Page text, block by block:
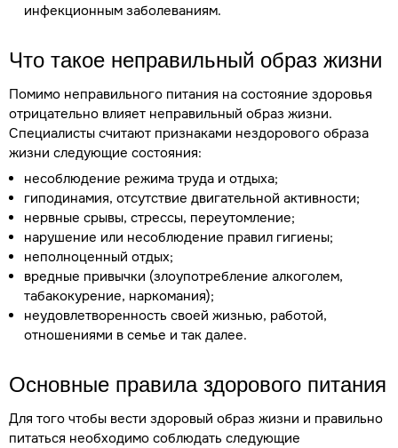
инфекционным заболеваниям.
Что такое неправильный образ жизни
Помимо неправильного питания на состояние здоровья
отрицательно влияет неправильный образ жизни.
Специалисты считают признаками нездорового образа
жизни следующие состояния:
несоблюдение режима труда и отдыха;
гиподинамия, отсутствие двигательной активности;
нервные срывы, стрессы, переутомление;
нарушение или несоблюдение правил гигиены;
неполноценный отдых;
вредные привычки (злоупотребление алкоголем,
табакокурение, наркомания);
неудовлетворенность своей жизнью, работой,
отношениями в семье и так далее.
Основные правила здорового питания
Для того чтобы вести здоровый образ жизни и правильно
питаться необходимо соблюдать следующие